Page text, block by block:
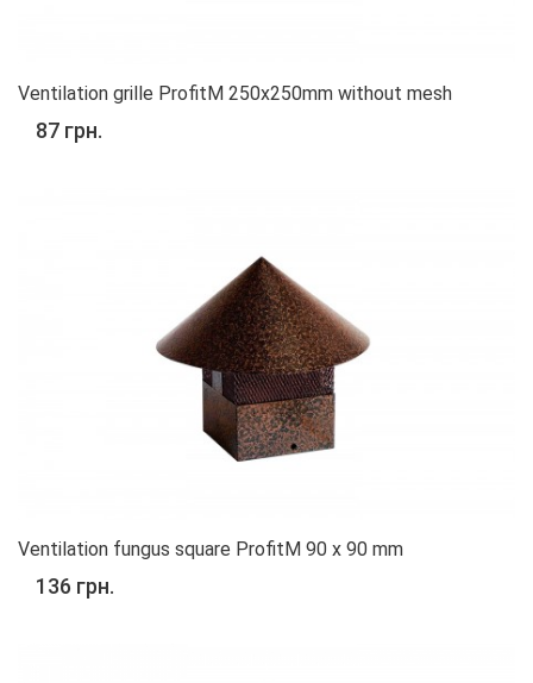
Ventilation grille ProfitM 250x250mm without mesh
87 грн.
Ventilation fungus square ProfitM 90 x 90 mm
136 грн.